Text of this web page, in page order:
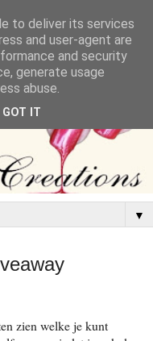
▼
zien welke je kunt
to deliver its services
and user-agent are
and security
generate usage
abuse.
GOT IT